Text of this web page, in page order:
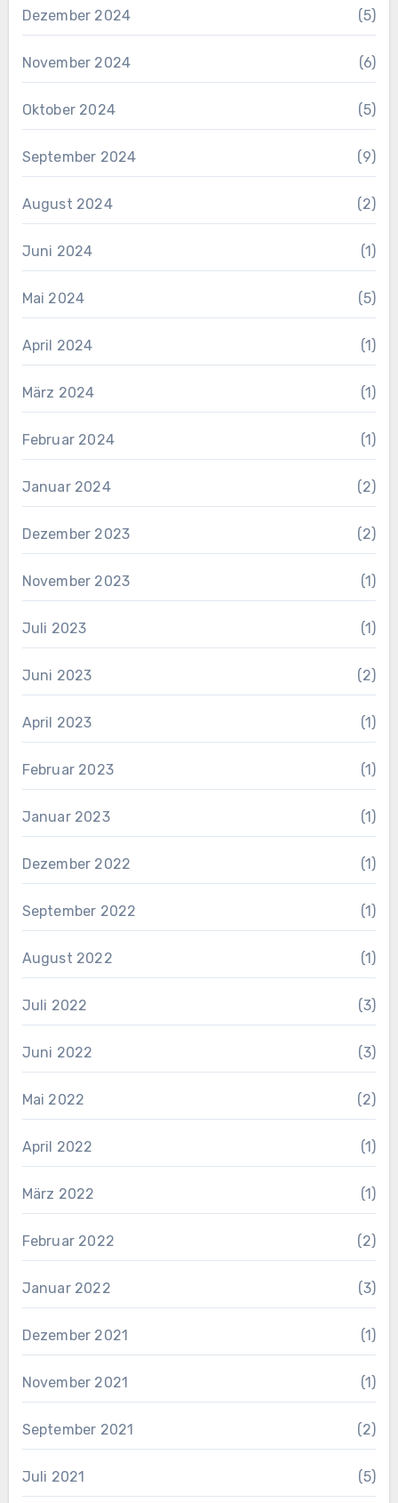
Dezember 2024 (5)
November 2024 (6)
Oktober 2024 (5)
September 2024 (9)
August 2024 (2)
Juni 2024 (1)
Mai 2024 (5)
April 2024 (1)
März 2024 (1)
Februar 2024 (1)
Januar 2024 (2)
Dezember 2023 (2)
November 2023 (1)
Juli 2023 (1)
Juni 2023 (2)
April 2023 (1)
Februar 2023 (1)
Januar 2023 (1)
Dezember 2022 (1)
September 2022 (1)
August 2022 (1)
Juli 2022 (3)
Juni 2022 (3)
Mai 2022 (2)
April 2022 (1)
März 2022 (1)
Februar 2022 (2)
Januar 2022 (3)
Dezember 2021 (1)
November 2021 (1)
September 2021 (2)
Juli 2021 (5)